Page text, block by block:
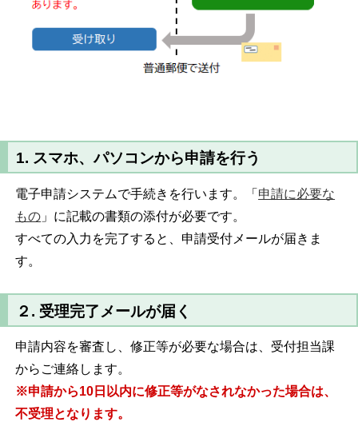
1. スマホ、パソコンから申請を行う
電子申請システムで手続きを行います。「 申請に必要な
もの 」に記載の書類の添付が必要です。
すべての入力を完了すると、申請受付メールが届きま
す。
２. 受理完了メールが届く
申請内容を審査し、修正等が必要な場合は、受付担当課
からご連絡します。
※申請から10 日以内に修正等がなされなかった場合は、
不受理となります。